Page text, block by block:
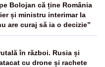
Bolojan că ține România
și ministru interimar la
are curaj să ia o decizie”
în război. Rusia și
cu drone și rachete